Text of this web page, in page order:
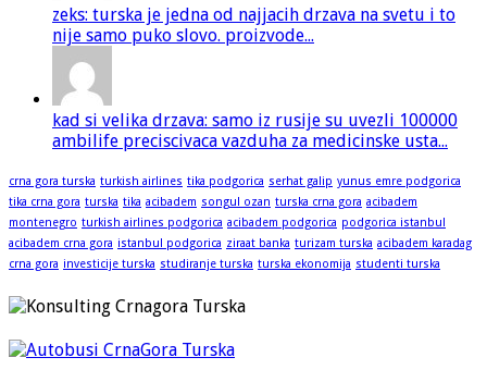
zeks: turska je jedna od najjacih drzava na svetu i to
nije samo puko slovo. proizvode...
kad si velika drzava: samo iz rusije su uvezli 100000
ambilife preciscivaca vazduha za medicinske usta...
crna gora turska turkish airlines tika podgorica serhat galip yunus emre podgorica
tika crna gora turska tika acibadem songul ozan turska crna gora acibadem
montenegro turkish airlines podgorica acibadem podgorica podgorica istanbul
acibadem crna gora istanbul podgorica ziraat banka turizam turska acibadem karadag
crna gora investicije turska studiranje turska turska ekonomija studenti turska